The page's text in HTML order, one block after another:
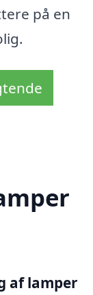
på en
af lamper